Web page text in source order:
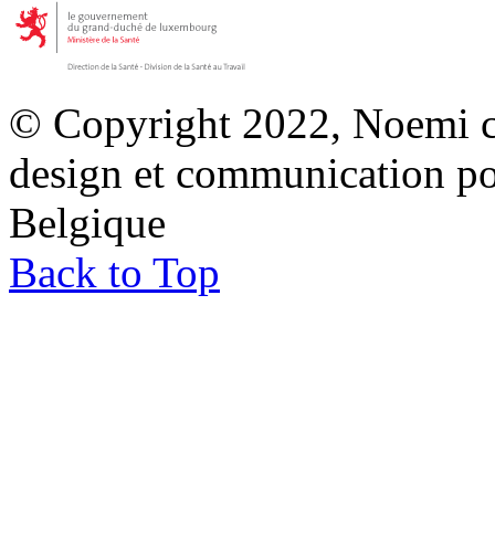
© Copyright 2022, Noemi
design et communication
Belgique
Back to Top